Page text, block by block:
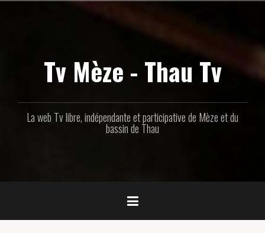
Tv Mèze - Thau Tv
La web Tv libre, indépendante et participative de Mèze et du
bassin de Thau